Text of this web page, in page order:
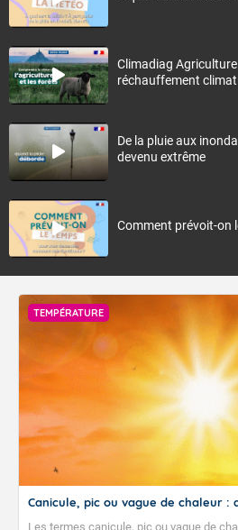
Climadiag
réchauffement
De la pluie aux
devenu extrême
Comment prévoit-on
TEMPÉRATURE
Canicule, pic ou vague de chaleur :
Les termes canicule, pic ou vague de